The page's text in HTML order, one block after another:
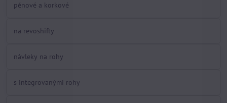
pěnové a korkové
na revoshifty
návleky na rohy
s integrovanými rohy